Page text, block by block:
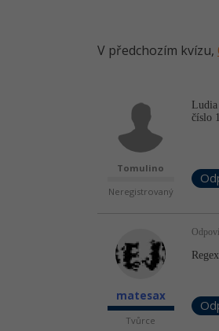
V předchozím kvízu,
Tomulino
Neregistrovaný
číslo
matesax
Tvůrce